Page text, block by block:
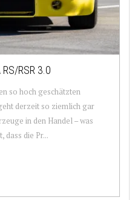
RS/RSR 3.0
so hoch geschätzten
derzeit so ziemlich gar
in den Handel – was
dass die Pr...